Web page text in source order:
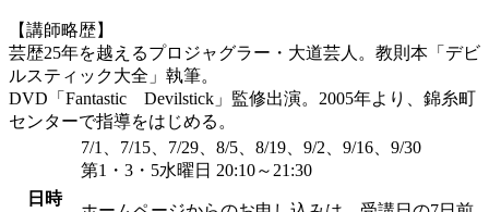
【講師略歴】
芸歴25年を越えるプロジャグラー・大道芸人。教則本「デビ
ルスティック大全」執筆。
DVD「Fantastic Devilstick」監修出演。2005年より、錦糸町
センターで指導をはじめる。
日時
7/1、7/15、7/29、8/5、8/19、9/2、9/16、9/30
第1・3・5水曜日 20:10～21:30